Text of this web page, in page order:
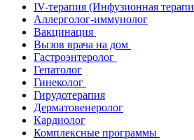
IV-терапия (Инфузионная
Аллерголог-иммунолог
Вакцинация
Вызов врача на дом
Гастроэнтеролог
Гепатолог
Гинеколог
Гирудотерапия
Дерматовенеролог
Кардиолог
Комплексные программы